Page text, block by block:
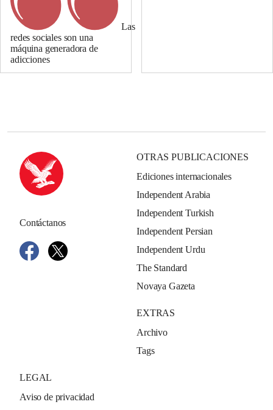
Las
redes sociales son una
máquina generadora de
adicciones
Contáctanos
OTRAS PUBLICACIONES
Ediciones internacionales
Independent Arabia
Independent Turkish
Independent Persian
Independent Urdu
The Standard
Novaya Gazeta
EXTRAS
Archivo
Tags
LEGAL
Aviso de privacidad